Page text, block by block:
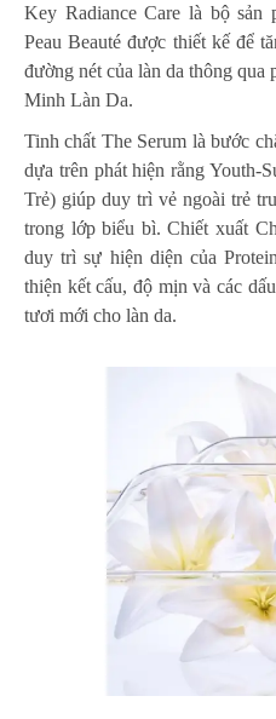
Key Radiance Care là bộ sản
Peau Beauté được thiết kế để
đường nét của làn da thông
Minh Làn Da.
Tinh chất The Serum là bước
dựa trên phát hiện rằng Youth-
Trẻ) giúp duy trì vẻ ngoài trẻ
trong lớp biểu bì. Chiết xuất
duy trì sự hiện diện của
thiện kết cấu, độ mịn và các
tươi mới cho làn da.